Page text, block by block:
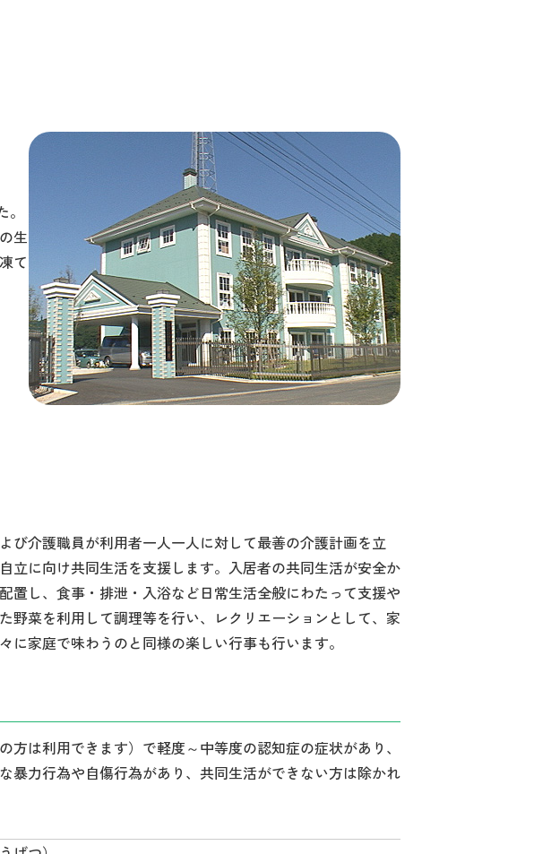
生
て
び介護職員が利用者一人一人に対して最善の介護計画を立
立に向け共同生活を支援します。入居者の共同生活が安全か
置し、食事・排泄・入浴など日常生活全般にわたって支援や
菜を利用して調理等を行い、レクリエーションとして、家
家庭で味わうのと同様の楽しい行事も行います。
は利用できます）で軽度～中等度の認知症の症状があり、
暴力行為や自傷行為があり、共同生活ができない方は除かれ